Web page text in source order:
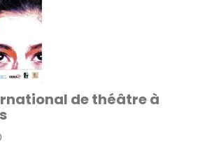
de théâtre à